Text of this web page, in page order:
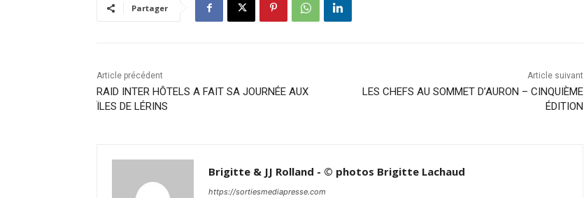
Partager
Article précédent
RAID INTER HÔTELS A FAIT SA JOURNÉE AUX
ÏLES DE LÉRINS
Article suivant
LES CHEFS AU SOMMET D’AURON – CINQUIÈME
ÉDITION
Brigitte & JJ Rolland - © photos Brigitte Lachaud
https://sortiesmediapresse.com